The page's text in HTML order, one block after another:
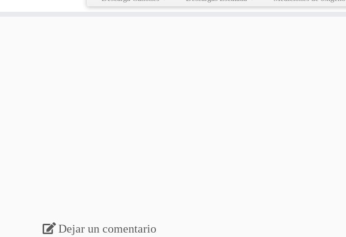
Dejar un comentario